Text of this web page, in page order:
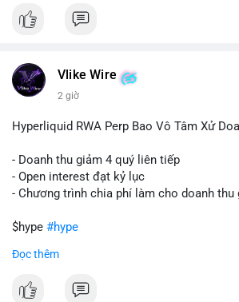
Nhận định phân tích:
Khối lượng 60.5 BTC trị giá gần 4 triệu
thanh khoản trước khi đẩy giá. Nếu số
sàn tập trung, áp lực bán tiềm năng sẽ gia
củng cố niềm tin cho xu hướng tăng.
Lời khuyên:
Nhà đầu tư nên theo dõi sát dòng tiền tiếp
Nếu BTC được nạp thêm lên sàn, cần thận
nắm giữ vị thế hiện tại.
#60btc #dongtiencavoi
Vlike Wire
2 giờ
Hyperliquid RWA Perp Bao Vô Tâm Xử
- Doanh thu giảm 4 quý liên tiếp
- Open interest đạt kỷ lục
- Chương trình chia phí làm cho doanh thu
$hype #hype
#vlikevn
📰 Nguồn: CoinDesk
Đọc thêm